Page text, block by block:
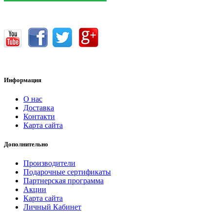
Информация
О нас
Доставка
Контакти
Карта сайта
Дополнительно
Производители
Подарочные сертификаты
Партнерская программа
Акции
Карта сайта
Личный Кабинет